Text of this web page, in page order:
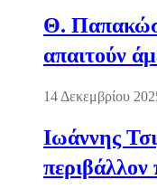
Θ.
απαιτούν
14 Δεκεμβρίου
Ιωάννης